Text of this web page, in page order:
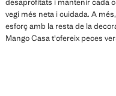
desaprofitats i mantenir cada
vegi més neta i cuidada. A
esforç amb la resta de la
Mango Casa t'ofereix peces